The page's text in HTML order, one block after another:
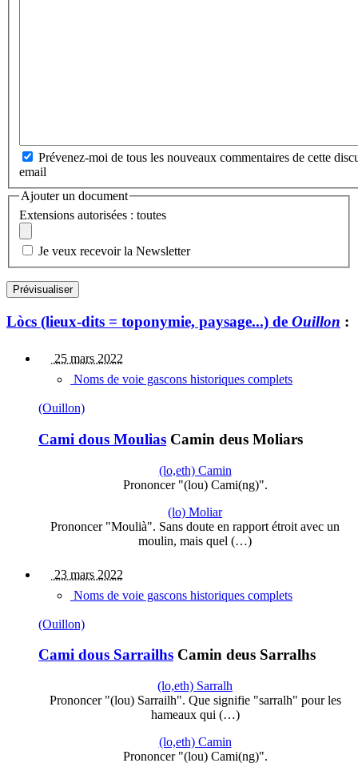
Prévenez-moi de tous les nouveaux commentaires de cette
email
Ajouter un document
Extensions autorisées : toutes
Je veux recevoir la Newsletter
Lòcs (lieux-dits = toponymie, paysage...) de Ouillon :
25 mars 2022
Noms de voie gascons historiques complets
(Ouillon)
Cami dous Moulias Camin deus Moliars
(lo,eth) Camin
Prononcer "(lou) Cami(ng)".
(lo) Moliar
Prononcer "Moulià". Sans doute en rapport étroit avec un
moulin, mais quel (…)
23 mars 2022
Noms de voie gascons historiques complets
(Ouillon)
Cami dous Sarrailhs Camin deus Sarralhs
(lo,eth) Sarralh
Prononcer "(lou) Sarrailh". Que signifie "sarralh" pour les
hameaux qui (…)
(lo,eth) Camin
Prononcer "(lou) Cami(ng)".